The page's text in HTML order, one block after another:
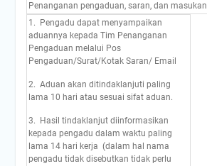
Penanganan pengaduan, saran, dan masukan
1. Pengadu dapat menyampaikan
aduannya kepada Tim Penanganan
Pengaduan melalui Pos
Pengaduan/Surat/Kotak Saran/ Email
2. Aduan akan ditindaklanjuti paling
lama 10 hari atau sesuai sifat aduan.
3. Hasil tindaklanjut diinformasikan
kepada pengadu dalam waktu paling
lama 14 hari kerja (dalam hal nama
pengadu tidak disebutkan tidak perlu